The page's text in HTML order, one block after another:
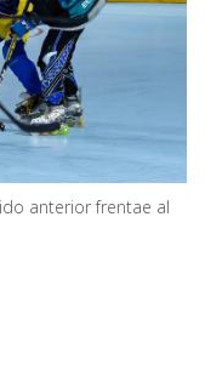
anterior frentae al